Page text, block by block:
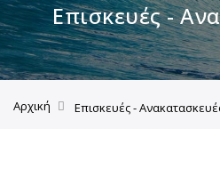
Επισκευές -
Αρχική Επισκευές -